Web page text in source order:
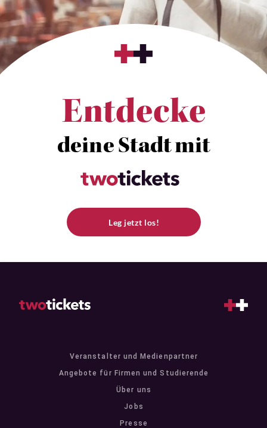
Entdecke
deine Stadt mit
Leg jetzt los!
Veranstalter und Medienpartner
Angebote für Firmen und Studierende
Über uns
Jobs
Presse